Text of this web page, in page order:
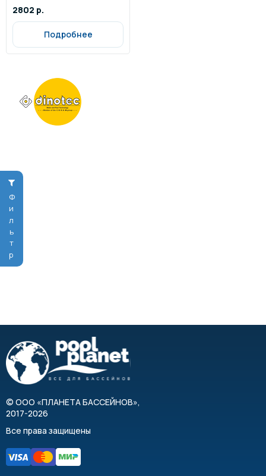
Фильтр
2802 р.
Подробнее
© ООО «ПЛАНЕТА БАССЕЙНОВ»,
2017-2026
Все права защищены